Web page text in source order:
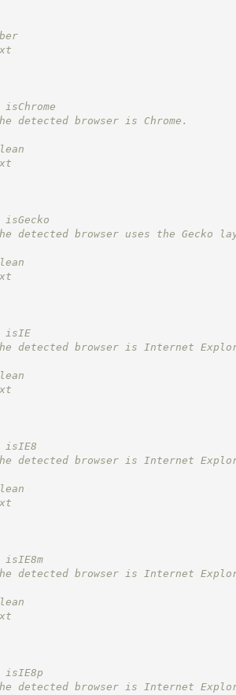
browser is Chrome.
browser uses the Gecko
browser is Internet
browser is Internet
browser is Internet
browser is Internet